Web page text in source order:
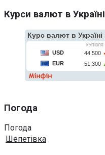
Курси валют в Україні
Погода
Погода
Шепетівка